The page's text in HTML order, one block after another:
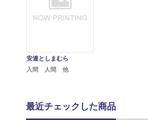
安達としまむら
入間 人間 他
最近チェックした商品